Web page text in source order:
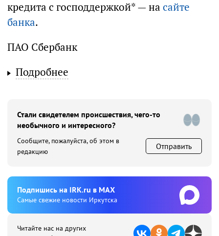
кредита с господдержкой* — на сайте
банка.
ПАО Сбербанк
Подробнее
Стали свидетелем происшествия, чего-то
необычного и интересного?
Сообщите, пожалуйста, об этом в
редакцию
Отправить
Подпишиcь на IRK.ru в MAX
Cамые свежие новости Иркутска
Читайте нас на других